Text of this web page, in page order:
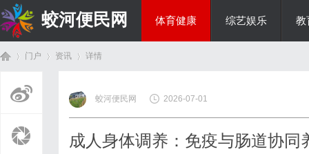
蛟河便民网 体育健康 综艺娱乐 教
门户 资讯
›
详情
蛟河便民网 2026-07-01
成人身体调养：免疫与肠道协同